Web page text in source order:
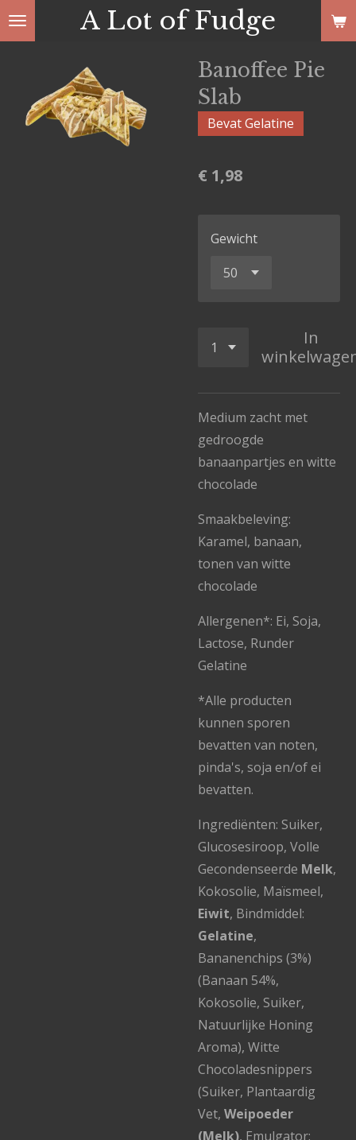
Ga
direct
hoofdinhoud
A Lot of Fudge
Banoffee Pie
Slab
Bevat Gelatine
€ 1,98
Gewicht
In
Medium zacht met
gedroogde
banaanpartjes en witte
chocolade
Smaakbeleving:
Karamel, banaan,
tonen van witte
chocolade
Allergenen*: Ei, Soja,
Lactose, Runder
Gelatine
*Alle producten
kunnen sporen
bevatten van noten,
pinda's, soja en/of ei
bevatten.
Ingrediënten: Suiker,
Glucosesiroop, Volle
Gecondenseerde Melk,
Kokosolie, Maïsmeel,
Eiwit, Bindmiddel:
Gelatine,
Bananenchips (3%)
(Banaan 54%,
Kokosolie, Suiker,
Natuurlijke Honing
Aroma), Witte
Chocoladesnippers
(Suiker, Plantaardig
Vet, Weipoeder
(Melk), Emulgator: